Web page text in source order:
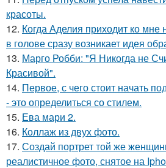
красоты.
12. Когда Аделия приходит ко мне
в голове сразу возникает идея
13. Марго Робби: "Я Никогда не
Красивой".
14. Первое, с чего стоит начать
- это определиться со стилем.
15. Ева мари 2.
16. Коллаж из двух фото.
17. Создай портрет той же
реалистичное фото, снятое на